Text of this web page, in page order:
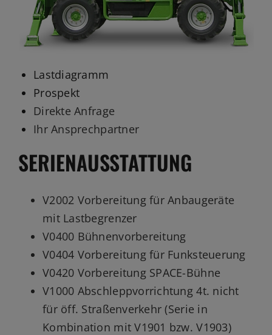
Lastdiagramm
Prospekt
Direkte Anfrage
Ihr Ansprechpartner
SERIENAUSSTATTUNG
V2002 Vorbereitung für Anbaugeräte
mit Lastbegrenzer
V0400 Bühnenvorbereitung
V0404 Vorbereitung für Funksteuerung
V0420 Vorbereitung SPACE-Bühne
V1000 Abschleppvorrichtung 4t. nicht
für öff. Straßenverkehr (Serie in
Kombination mit V1901 bzw. V1903)